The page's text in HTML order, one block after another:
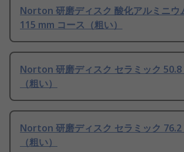
Norton 研磨ディスク 酸化アルミニウ
115 mm コース（粗い）
Norton 研磨ディスク セラミック 50.8
（粗い）
Norton 研磨ディスク セラミック 76.2
（粗い）